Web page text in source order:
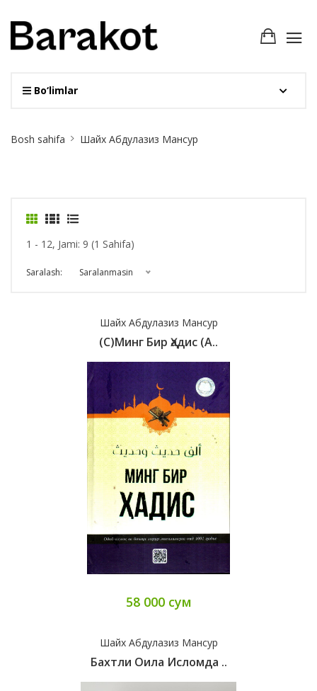
Bo‘limlar
Breadcrumb
Bosh sahifa Шайх Абдулазиз Мансур
1 - 12, Jami: 9 (1 Sahifa)
Saralash: Saralanmasin
Шайх Абдулазиз Мансур
(с)Минг Бир Ҳадис (А..
58 000 сум
Шайх Абдулазиз Мансур
Бахтли Оила Исломда ..